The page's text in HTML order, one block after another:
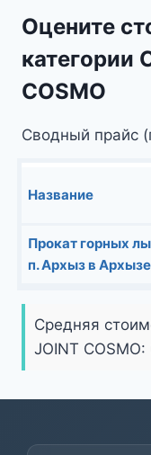
Оцените
COSMO
Сводный прайс
Название
Прокат горных
п. Архыз в
Средняя
JOINT COSMO: